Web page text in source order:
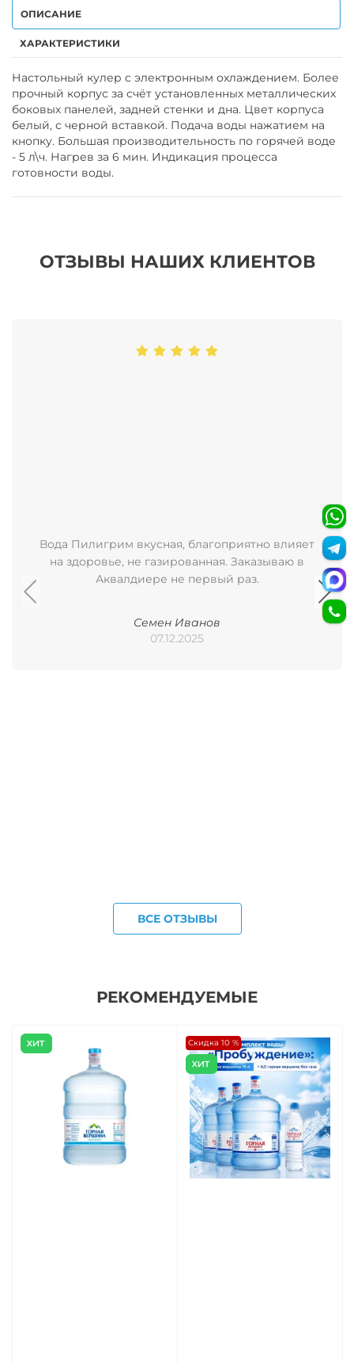
ОПИСАНИЕ
ХАРАКТЕРИСТИКИ
Настольный кулер с электронным охлаждением. Более
прочный корпус за счёт установленных металлических
боковых панелей, задней стенки и дна. Цвет корпуса
белый, с черной вставкой. Подача воды нажатием на
кнопку. Большая производительность по горячей воде
- 5 л\ч. Нагрев за 6 мин. Индикация процесса
готовности воды.
ОТЗЫВЫ НАШИХ КЛИЕНТОВ
Вода Пилигрим вкусная, благоприятно влияет
на здоровье, не газированная. Заказываю в
Аквалдиере не первый раз.
Семен Иванов
07.12.2025
ВСЕ ОТЗЫВЫ
РЕКОМЕНДУЕМЫЕ
Скидка 10 %